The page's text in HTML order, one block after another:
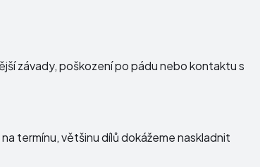
závady, poškození po pádu nebo kontaktu s
termínu, většinu dílů dokážeme naskladnit